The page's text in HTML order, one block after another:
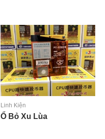
Linh Kiện
Ổ Bỏ Xu Lùa